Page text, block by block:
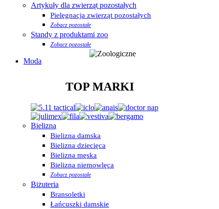
Artykuły dla zwierząt pozostałych
Pielęgnacja zwierząt pozostałych
Zobacz pozostałe
Standy z produktami zoo
Zobacz pozostałe
Moda
TOP MARKI
Bielizna
Bielizna damska
Bielizna dziecięca
Bielizna męska
Bielizna niemowlęca
Zobacz pozostałe
Biżuteria
Bransoletki
Łańcuszki damskie